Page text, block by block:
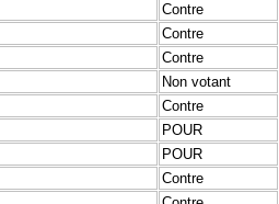
Contre
Contre
Contre
Non votant
Contre
POUR
POUR
Contre